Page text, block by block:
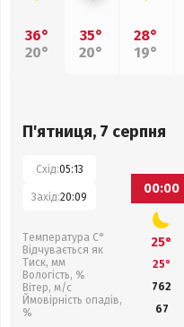
36°
20°
35°
20°
28°
19°
П'ятниця, 7 серпня
Схід:05:13
Захід:20:09
Температура С°
Відчувається як
Тиск, мм
Вологість, %
Вітер, м/с
Ймовірність опадів,
%
00:00
25°
25°
762
67